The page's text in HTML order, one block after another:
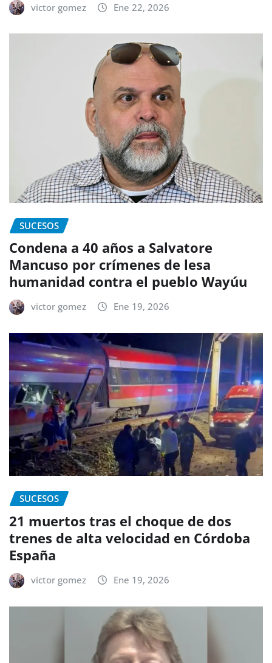
victor gomez Ene 22, 2026
SUCESOS
Condena a 40 años a Salvatore
Mancuso por crímenes de lesa
humanidad contra el pueblo Wayúu
victor gomez Ene 19, 2026
SUCESOS
21 muertos tras el choque de dos
trenes de alta velocidad en Córdoba
España
victor gomez Ene 19, 2026